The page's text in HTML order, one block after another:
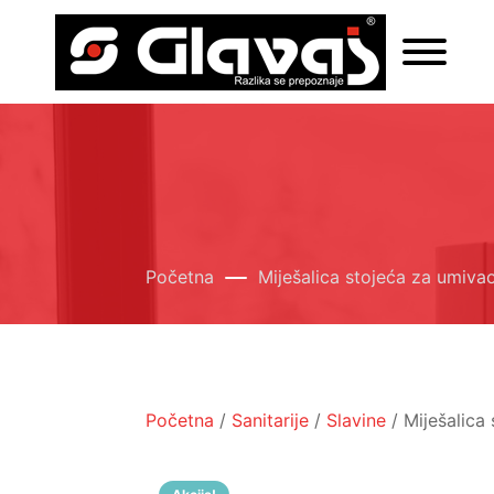
Početna Miješalica stojeća za
Početna / Sanitarije / Slavine / Miješalica